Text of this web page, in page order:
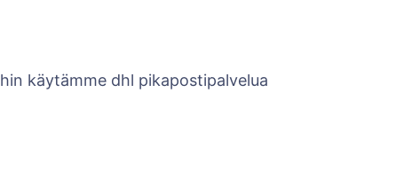
käytämme dhl pikapostipalvelua